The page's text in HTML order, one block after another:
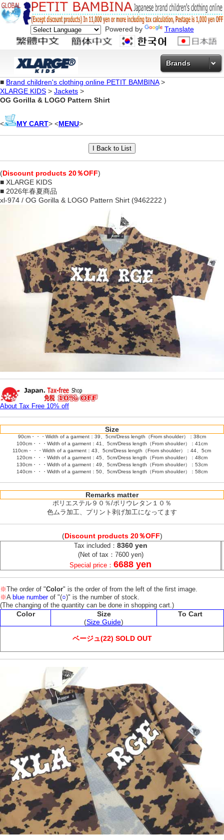
Powered by Translate
Brands
■ Brand children's clothing online PETIT BAMBINA>
XLARGE KIDS > Jackets >
OG Gorilla & LOGO Pattern Shirt
< MY CART> <MENU>
(Discount products 20％OFF)
■ XLARGE KIDS
■ 2026年春夏商品
xl-974 / OG Gorilla & LOGO Pattern Shirt (9462222 )
About Tax Free 10% off
Size
90cm・・・Width of a garment：39、5cm/Dress length（From shoulder）：38cm
100cm・・・Width of a garment：41、5cm/Dress length（From shoulder）：41cm
110cm・・・Width of a garment：43、5cm/Dress length（From shoulder）：44、5cm
120cm・・・Width of a garment：45、5cm/Dress length（From shoulder）：48cm
130cm・・・Width of a garment：49、5cm/Dress length（From shoulder）：53cm
140cm・・・Width of a garment：50、5cm/Dress length（From shoulder）：58cm
Remarks matter
ポリエステル９０％/ポリウレタン１０％
色ムラ加工、プリント剥げ加工になってます
(Discount products 20％OFF)
Tax included： 8360 yen
(Net of tax：7600 yen)
Special price： 6688 yen
※The order of "Color" is the order of from the left of the first image.
※A blue numberof "(○)" is the number of stock.
(The changing of the quantity can be done in shopping cart.)
Color
Size
(Size Guide)
To Cart
ベージュ(22) SOLD OUT